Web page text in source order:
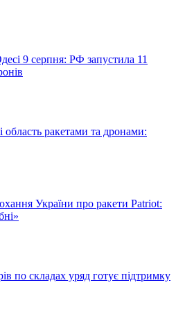
9 серпня: РФ запустила 11
область ракетами та дронами:
України про ракети Patriot:
по складах уряд готує підтримку